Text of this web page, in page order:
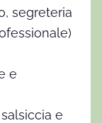
segreteria
e
e